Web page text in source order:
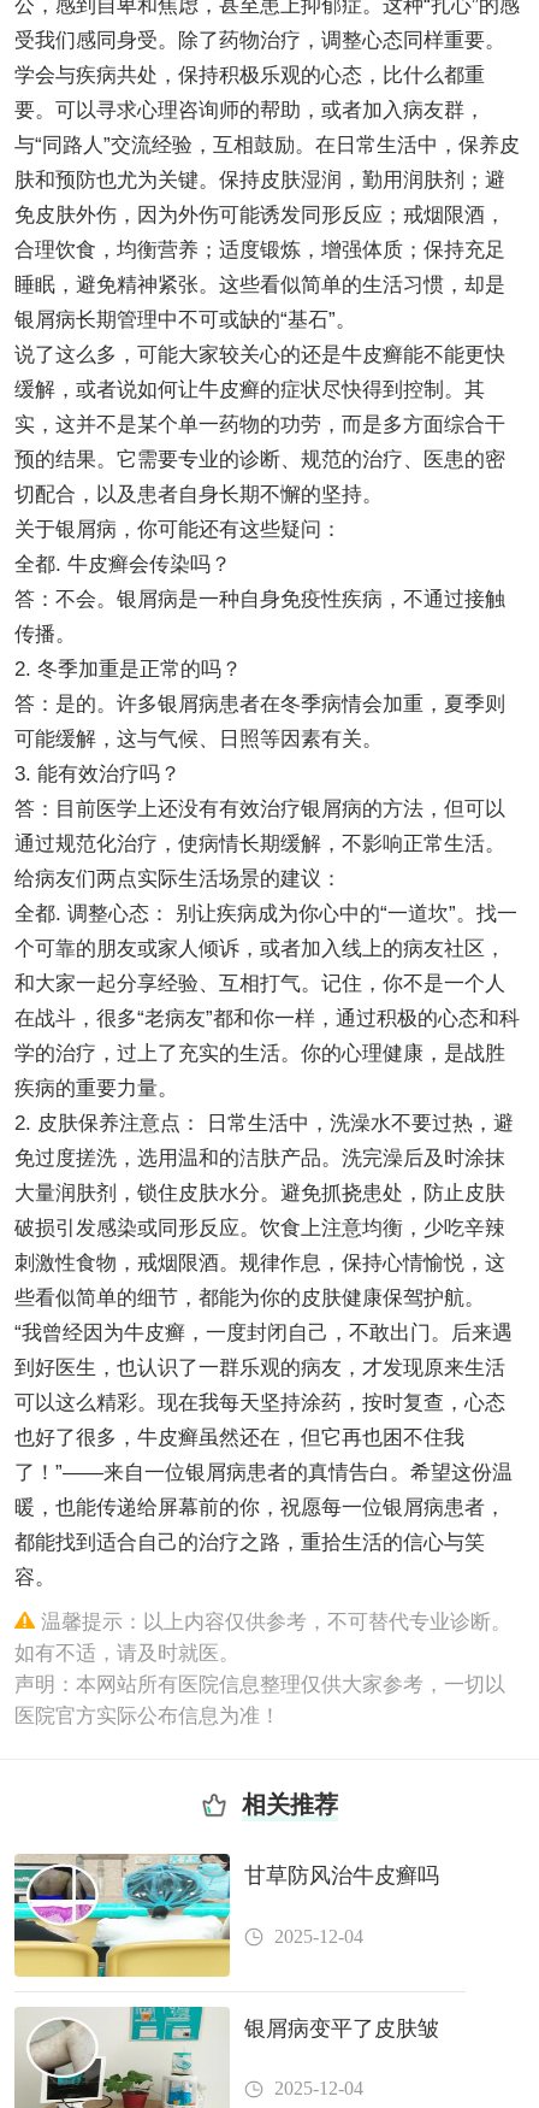
公，感到自卑和焦虑，甚至患上抑郁症。这种“扎心”的感
受我们感同身受。除了药物治疗，调整心态同样重要。
学会与疾病共处，保持积极乐观的心态，比什么都重
要。可以寻求心理咨询师的帮助，或者加入病友群，
与“同路人”交流经验，互相鼓励。在日常生活中，保养皮
肤和预防也尤为关键。保持皮肤湿润，勤用润肤剂；避
免皮肤外伤，因为外伤可能诱发同形反应；戒烟限酒，
合理饮食，均衡营养；适度锻炼，增强体质；保持充足
睡眠，避免精神紧张。这些看似简单的生活习惯，却是
银屑病长期管理中不可或缺的“基石”。
说了这么多，可能大家较关心的还是牛皮癣能不能更快
缓解，或者说如何让牛皮癣的症状尽快得到控制。其
实，这并不是某个单一药物的功劳，而是多方面综合干
预的结果。它需要专业的诊断、规范的治疗、医患的密
切配合，以及患者自身长期不懈的坚持。
关于银屑病，你可能还有这些疑问：
全都. 牛皮癣会传染吗？
答：不会。银屑病是一种自身免疫性疾病，不通过接触
传播。
2. 冬季加重是正常的吗？
答：是的。许多银屑病患者在冬季病情会加重，夏季则
可能缓解，这与气候、日照等因素有关。
3. 能有效治疗吗？
答：目前医学上还没有有效治疗银屑病的方法，但可以
通过规范化治疗，使病情长期缓解，不影响正常生活。
给病友们两点实际生活场景的建议：
全都. 调整心态： 别让疾病成为你心中的“一道坎”。找一
个可靠的朋友或家人倾诉，或者加入线上的病友社区，
和大家一起分享经验、互相打气。记住，你不是一个人
在战斗，很多“老病友”都和你一样，通过积极的心态和科
学的治疗，过上了充实的生活。你的心理健康，是战胜
疾病的重要力量。
2. 皮肤保养注意点： 日常生活中，洗澡水不要过热，避
免过度搓洗，选用温和的洁肤产品。洗完澡后及时涂抹
大量润肤剂，锁住皮肤水分。避免抓挠患处，防止皮肤
破损引发感染或同形反应。饮食上注意均衡，少吃辛辣
刺激性食物，戒烟限酒。规律作息，保持心情愉悦，这
些看似简单的细节，都能为你的皮肤健康保驾护航。
“我曾经因为牛皮癣，一度封闭自己，不敢出门。后来遇
到好医生，也认识了一群乐观的病友，才发现原来生活
可以这么精彩。现在我每天坚持涂药，按时复查，心态
也好了很多，牛皮癣虽然还在，但它再也困不住我
了！”——来自一位银屑病患者的真情告白。希望这份温
暖，也能传递给屏幕前的你，祝愿每一位银屑病患者，
都能找到适合自己的治疗之路，重拾生活的信心与笑
容。
温馨提示：以上内容仅供参考，不可替代专业诊断。
如有不适，请及时就医。
声明：本网站所有医院信息整理仅供大家参考，一切以
医院官方实际公布信息为准！
相关推荐
甘草防风治牛皮癣吗
2025-12-04
银屑病变平了皮肤皱
2025-12-04